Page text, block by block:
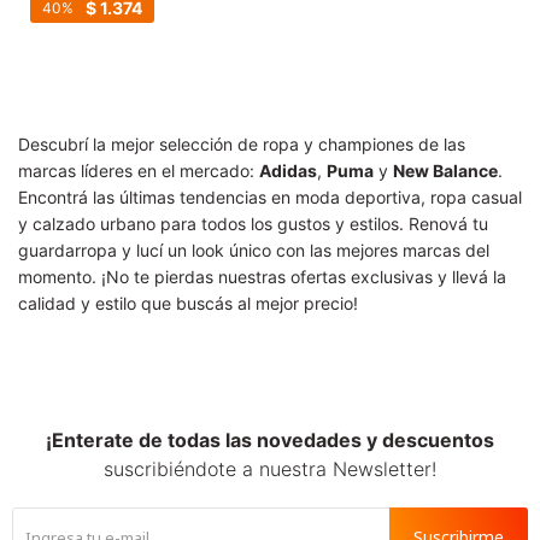
$1.374
40
Descubrí la mejor selección de ropa y championes de las
marcas líderes en el mercado: Adidas, Puma y New Balance.
Encontrá las últimas tendencias en moda deportiva, ropa casual
y calzado urbano para todos los gustos y estilos. Renová tu
guardarropa y lucí un look único con las mejores marcas del
momento. ¡No te pierdas nuestras ofertas exclusivas y llevá la
calidad y estilo que buscás al mejor precio!
¡Enterate de todas las novedades y descuentos
suscribiéndote a nuestra Newsletter!